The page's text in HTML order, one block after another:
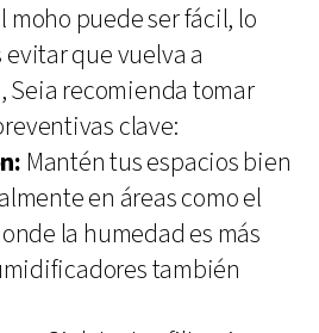
puede ser fácil, lo
que vuelva a
Seia recomienda tomar
clave:
Mantén tus espacios bien
en áreas como el
la humedad es más
también